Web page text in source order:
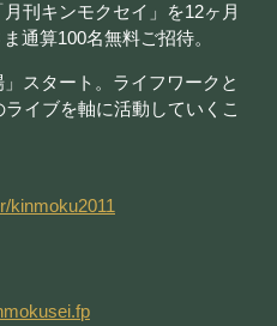
刊キンモクセイ」を12ヶ月
通算100名無料ご招待。
スタート。ライフワークと
イブを軸に活動していくこ
kinmoku2011